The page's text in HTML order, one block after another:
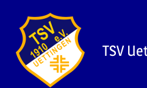
Inhalt
springen
TSV